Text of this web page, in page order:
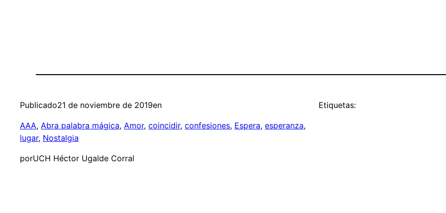
Publicado21 de noviembre de 2019en
AAA, Abra palabra mágica, Amor, coincidir, confesiones, Espera, esperanza
lugar, Nostalgia
porUCH Héctor Ugalde Corral
Etiquetas: